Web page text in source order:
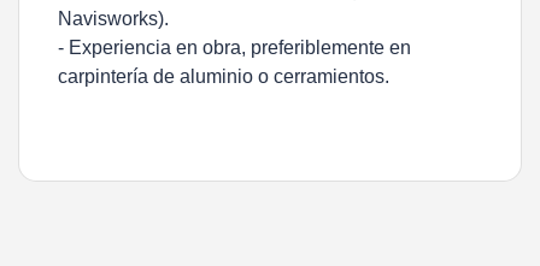
Navisworks).
- Experiencia en obra, preferiblemente en
carpintería de aluminio o cerramientos.